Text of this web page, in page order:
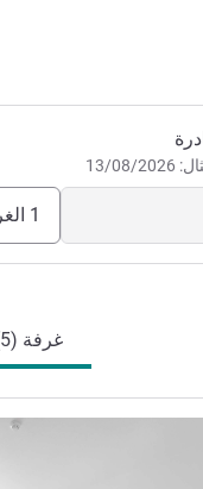
بها الكاتدرائية
من الرفاهية في
العائلية والموقع
4 نجوم سحره.2026
1 الغرفة, 1 بالغ
غرفة (5)